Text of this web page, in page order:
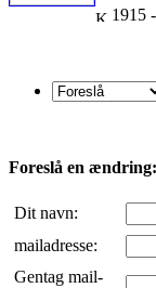
1915
Foreslå en
Dit navn:
mailadresse:
Gentag mail-